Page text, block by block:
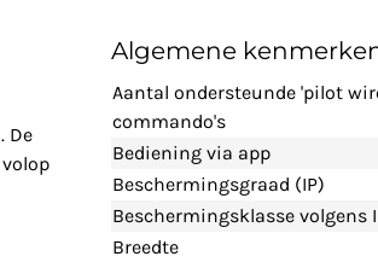
De
Algemene
Aantal ondersteunde 'pilot
commando's
Bediening via app
Beschermingsgraad (IP)
Beschermingsklasse volgens
Breedte